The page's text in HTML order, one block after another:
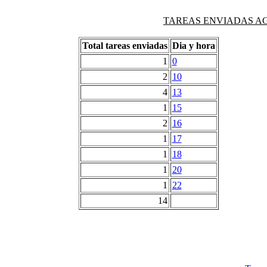
TAREAS ENVIADAS
Total tareas enviadas Dia y hora
1
0
2 10
4 13
1
15
2 16
1
17
1
18
1
20
1
22
14